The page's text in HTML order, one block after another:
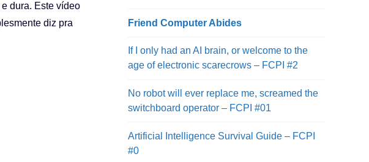
dura. Este vídeo
diz pra
Friend Computer Abides
If I only had an AI brain, or welcome to the
age of electronic scarecrows – FCPI #2
No robot will ever replace me, screamed the
switchboard operator – FCPI #01
Artificial Intelligence Survival Guide – FCPI
#0